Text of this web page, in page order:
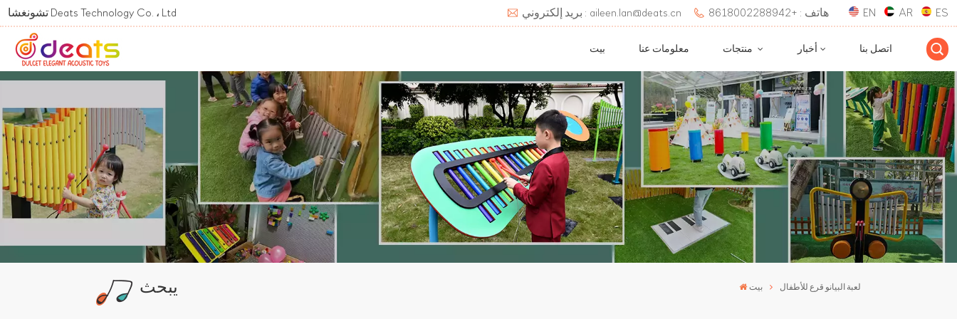
Welcome To تشونغشان Deats Technology Co. ، Ltd. بريد إلكتروني : aileen.lan@deats.cn هاتف : +8618002288942 EN AR ES
بيت معلومات عنا أخبار اتصل بنا
يبحث بيت لعبة البيانو قرع للأطفال